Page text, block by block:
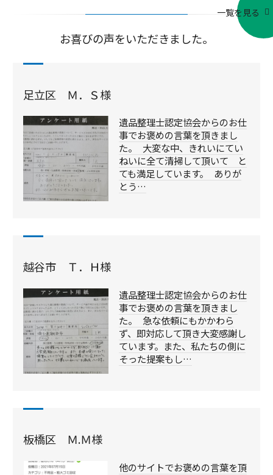
お喜びの声をいただきました。
一覧を見る
足立区 Ｍ．Ｓ様
遺品整理士認定協会からのお仕
事でお褒めの言葉を頂きまし
た。 大変な中、きれいにてい
ねいに全て清掃して頂いて と
ても満足しています。 ありが
とう…
越谷市 Ｔ．Ｈ様
遺品整理士認定協会からのお仕
事でお褒めの言葉を頂きまし
た。 急な依頼にもかかわら
ず、即対応して頂き大変感謝し
ています。また、私たちの側に
そった提案もし…
板橋区 Ｍ.Ｍ様
他のサイトでお褒めの言葉を頂